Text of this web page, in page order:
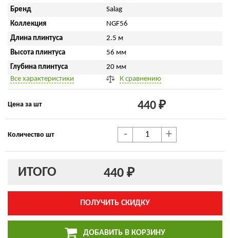
Бренд
Salag
Коллекция
NGF56
Длина плинтуса
2.5 м
Высота плинтуса
56 мм
Глубина плинтуса
20 мм
Все характеристики
К сравнению
Цена за шт 440 ₽
Количество шт - +
ИТОГО 440 ₽
ПОЛУЧИТЬ СКИДКУ
ДОБАВИТЬ В КОРЗИНУ